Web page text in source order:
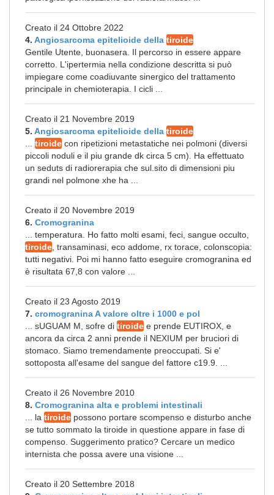
Creato il 24 Ottobre 2022
4. Angiosarcoma epitelioide della tiroide
Gentile Utente, buonasera. Il percorso in essere appare
corretto. L'ipertermia nella condizione descritta si può
impiegare come coadiuvante sinergico del trattamento
principale in chemioterapia. I cicli ...
Creato il 21 Novembre 2019
5. Angiosarcoma epitelioide della tiroide
tiroide con ripetizioni metastatiche nei polmoni (diversi
piccoli noduli e il piu grande dk circa 5 cm). Ha effettuato
un seduts di radiorerapia che sul.sito di dimensioni piu
grandi nel polmone xhe ha ...
Creato il 20 Novembre 2019
6. Cromogranina
... temperatura. Ho fatto molti esami, feci, sangue occulto,
tiroide , transaminasi, eco addome, rx torace, colonscopia:
tutti negativi. Poi mi hanno fatto eseguire cromogranina ed
è risultata 67,8 con valore ...
Creato il 23 Agosto 2019
7. cromogranina A valore oltre i 1000 e pol
... sUGUAM M, sofre di tiroide e prende EUTIROX, e
ancora da circa 2 anni prende il NEXIUM per bruciori di
stomaco. Siamo tremendamente preoccupati. Si e'
sottoposta all'esame del sangue del fattore c19.9. ...
Creato il 26 Novembre 2010
8. Cromogranina alta e problemi intestinali
... la tiroide possono portare scompenso e disturbo anche
se tutto sommato la tiroide in questione appare in fase di
compenso. Suggerimento pratico? Cercare un medico
internista che possa avere una visione ...
Creato il 20 Settembre 2018